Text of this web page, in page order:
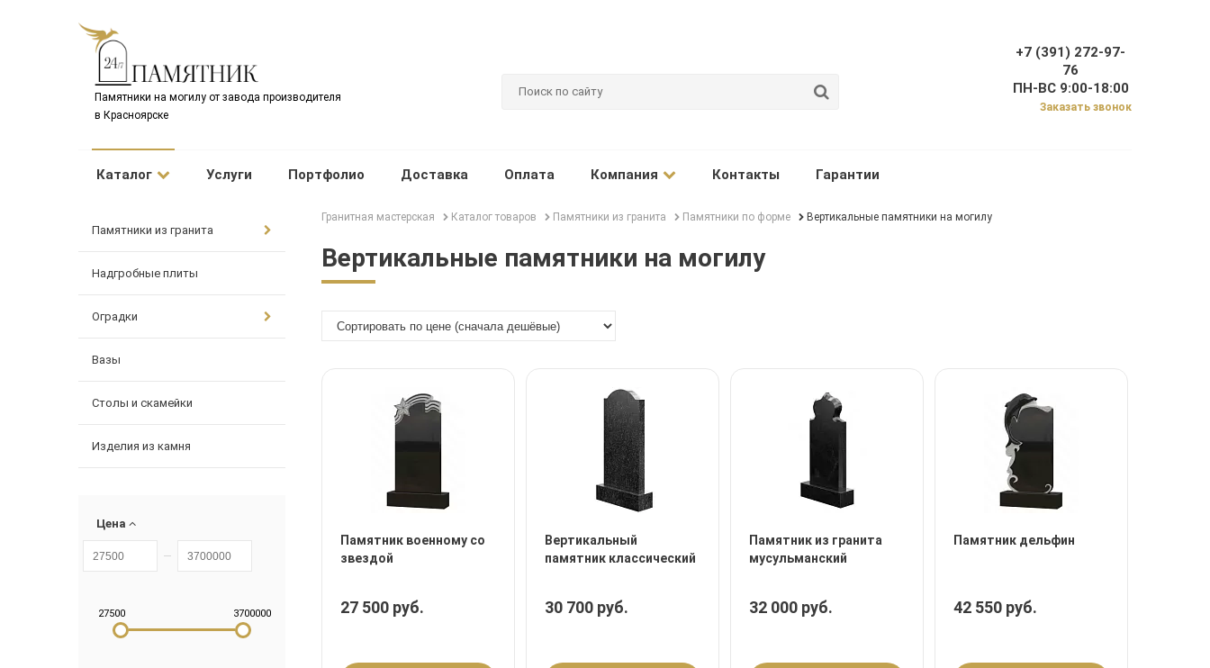
Памятники на могилу от завода производителя
в Красноярске
Каталог Услуги Портфолио Доставка Оплата Компания Контакты Гарантии
+7 (391) 272-97-
76
ПН-ВС 9:00-18:00
Заказать звонок
Памятники из гранита
Надгробные плиты
Оградки
Вазы
Столы и скамейки
Изделия из камня
Цена
27500 3700000
Гранитная мастерская Каталог товаров Памятники из гранита Памятники по форме Вертикальные памятники на могилу
Вертикальные памятники на могилу
Памятник военному со
звездой
27 500 руб.
Вертикальный
памятник классический
30 700 руб.
Памятник из гранита
мусульманский
32 000 руб.
Памятник дельфин
42 550 руб.